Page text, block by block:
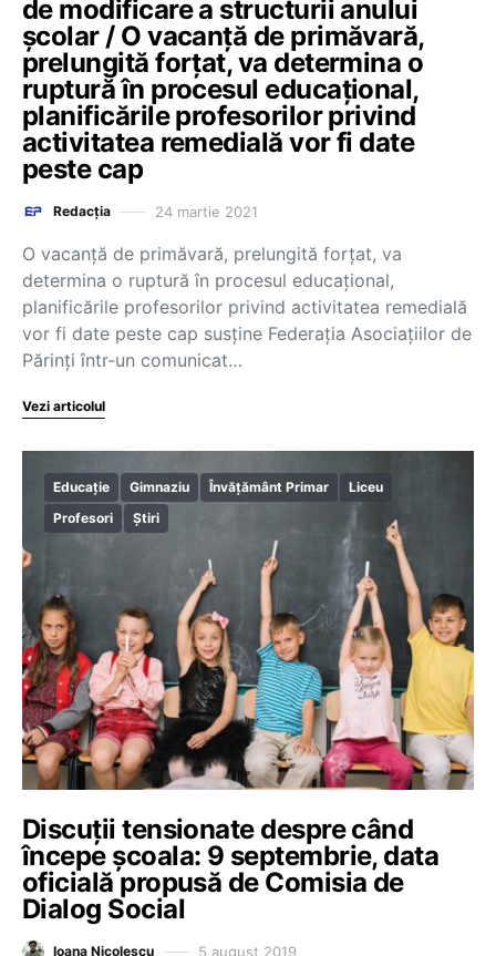
de modificare a structurii anului
școlar / O vacanță de primăvară,
prelungită forțat, va determina o
ruptură în procesul educațional,
planificările profesorilor privind
activitatea remedială vor fi date
peste cap
Redacția 24 martie 2021
O vacanță de primăvară, prelungită forțat, va
determina o ruptură în procesul educațional,
planificările profesorilor privind activitatea remedială
vor fi date peste cap susține Federația Asociațiilor de
Părinți într-un comunicat…
Vezi articolul
Educație Gimnaziu Învățământ Primar
Liceu
Profesori
Știri
Discuții tensionate despre când
începe școala: 9 septembrie, data
oficială propusă de Comisia de
Dialog Social
Ioana Nicolescu 5 august 2019